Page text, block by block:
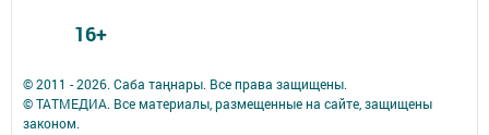
© 2011 - 2026. Саба таңнары. Все права защищены.
© ТАТМЕДИА. Все материалы, размещенные на сайте, защищены
законом.
16+